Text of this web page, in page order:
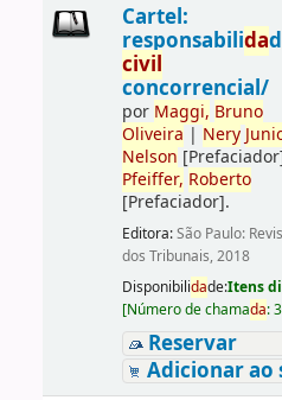
Cartel:
responsabilida
civil
concorrencial/
por Maggi, Bruno
Oliveira | Nery
Nelson
Pfeiffer, Roberto
[Prefaciador].
Editora:São Paulo:
dos Tribunais, 2018
Disponibilidade:Itens
[Número de chamada:
Reservar
Adicionar ao